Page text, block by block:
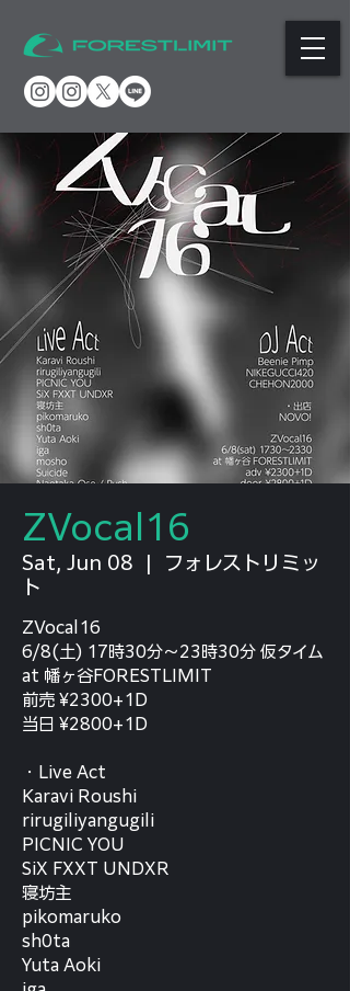
ZVocal16
Sat, Jun 08
フォレストリミッ
ト
ZVocal16
6/8(土) 17時30分〜23時30分 仮タイム
at 幡ヶ谷FORESTLIMIT
前売 ¥2300+1D
当日 ¥2800+1D
・Live Act
Karavi Roushi
rirugiliyangugili
PICNIC YOU
SiX FXXT UNDXR
寝坊主
pikomaruko
sh0ta
Yuta Aoki